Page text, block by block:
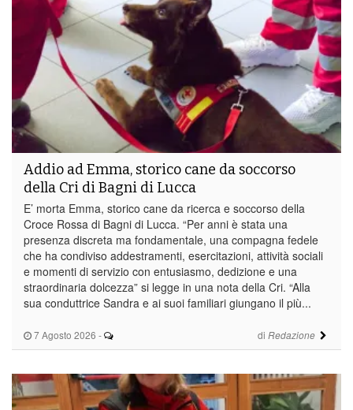
7 Agosto 2026 - di Redazione
Addio ad Emma, storico cane da soccorso
della Cri di Bagni di Lucca
E’ morta Emma, storico cane da ricerca e soccorso della
Croce Rossa di Bagni di Lucca. “Per anni è stata una
presenza discreta ma fondamentale, una compagna fedele
che ha condiviso addestramenti, esercitazioni, attività sociali
e momenti di servizio con entusiasmo, dedizione e una
straordinaria dolcezza” si legge in una nota della Cri. “Alla
sua conduttrice Sandra e ai suoi familiari giungano il più...